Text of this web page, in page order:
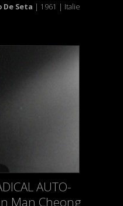
Seta | 1961 | Italie
AUTO-
Man Cheong